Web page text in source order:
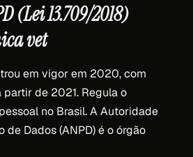
(Lei 13.709/2018)
vet
em vigor em 2020, com
de 2021. Regula o
no Brasil. A Autoridade
de Dados (ANPD) é o órgão